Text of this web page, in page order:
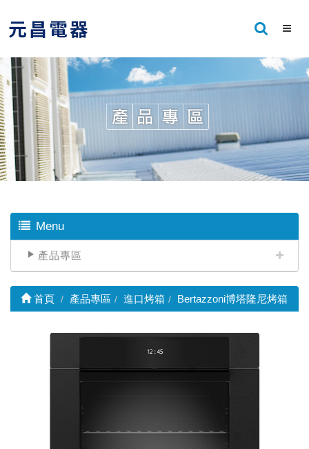
Menu
產品專區
首頁 產品專區 進口烤箱 Bertazzoni博塔隆尼烤箱